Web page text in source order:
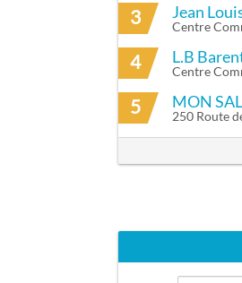
3 Jean
Centre
4 L.B
Centre
5 MON
250 Route